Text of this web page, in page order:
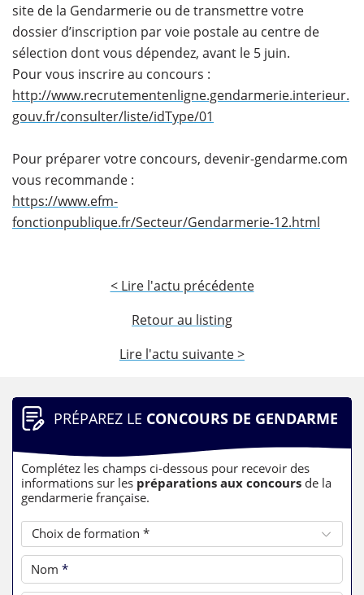
site de la Gendarmerie ou de transmettre votre
dossier d’inscription par voie postale au centre de
sélection dont vous dépendez, avant le 5 juin.
Pour vous inscrire au concours :
http://www.recrutementenligne.gendarmerie.interieur.
gouv.fr/consulter/liste/idType/01
Pour préparer votre concours, devenir-gendarme.com
vous recommande :
https://www.efm-
fonctionpublique.fr/Secteur/Gendarmerie-12.html
< Lire l'actu précédente
Retour au listing
Lire l'actu suivante >
PRÉPAREZ LE CONCOURS DE GENDARME
Complétez les champs ci-dessous pour recevoir des
informations sur les préparations aux concours de la
gendarmerie française.
Choix de formation *
Nom *